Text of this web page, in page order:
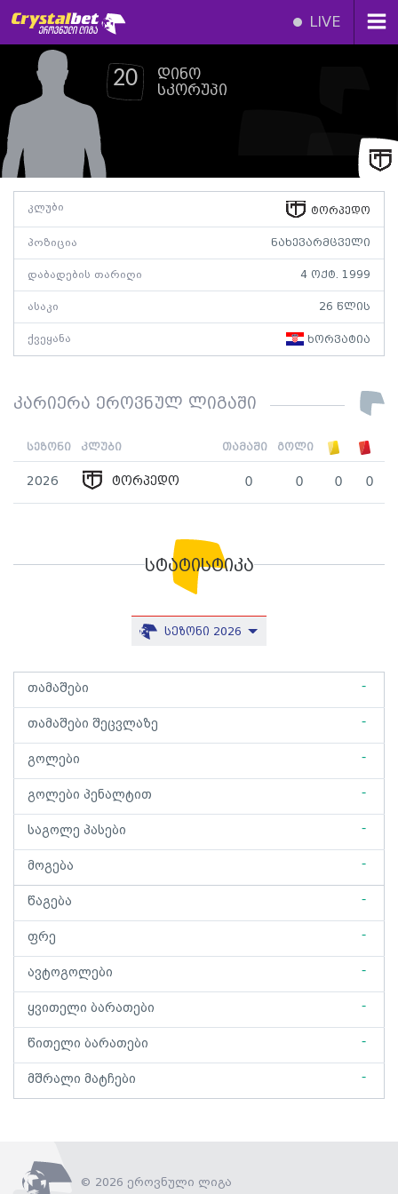
LIVE
20
დინო
სკორუპი
კლუბი ტორპედო
პოზიცია ნახევარმცველი
დაბადების თარიღი 4 ოქტ. 1999
ასაკი 26 წლის
ქვეყანა ხორვატია
კარიერა ეროვნულ ლიგაში
სეზონი კლუბი თამაში გოლი
2026 ტორპედო 0 0 0 0
სტატისტიკა
სეზონი 2026
თამაშები -
თამაშები შეცვლაზე -
გოლები -
გოლები პენალტით -
საგოლე პასები -
მოგება -
წაგება -
ფრე -
ავტოგოლები -
ყვითელი ბარათები -
წითელი ბარათები -
მშრალი მატჩები -
© 2026 ეროვნული ლიგა